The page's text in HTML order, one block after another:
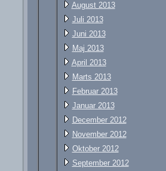
August 2013
Juli 2013
Juni 2013
Maj 2013
April 2013
Marts 2013
Februar 2013
Januar 2013
December 2012
November 2012
Oktober 2012
September 2012